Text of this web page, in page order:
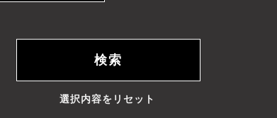
選択内容をリセット